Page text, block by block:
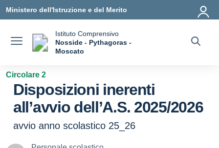
Ministero dell'Istruzione e del Merito
Istituto Comprensivo
Nosside - Pythagoras -
Moscato
Circolare 2
Disposizioni inerenti
all’avvio dell’A.S. 2025/2026
avvio anno scolastico 25_26